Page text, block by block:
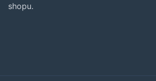
shopu.